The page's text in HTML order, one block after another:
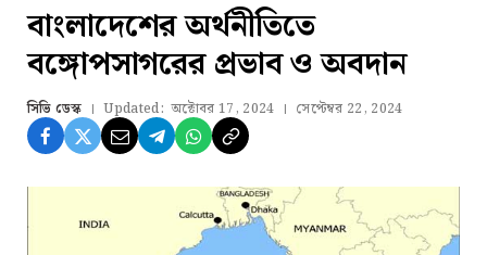
বাংলাদেশের অর্থনীতিতে
বঙ্গোপসাগরের প্রভাব ও অবদান
সিভি ডেস্ক Updated: অক্টোবর 17, 2024 সেপ্টেম্বর 22, 2024